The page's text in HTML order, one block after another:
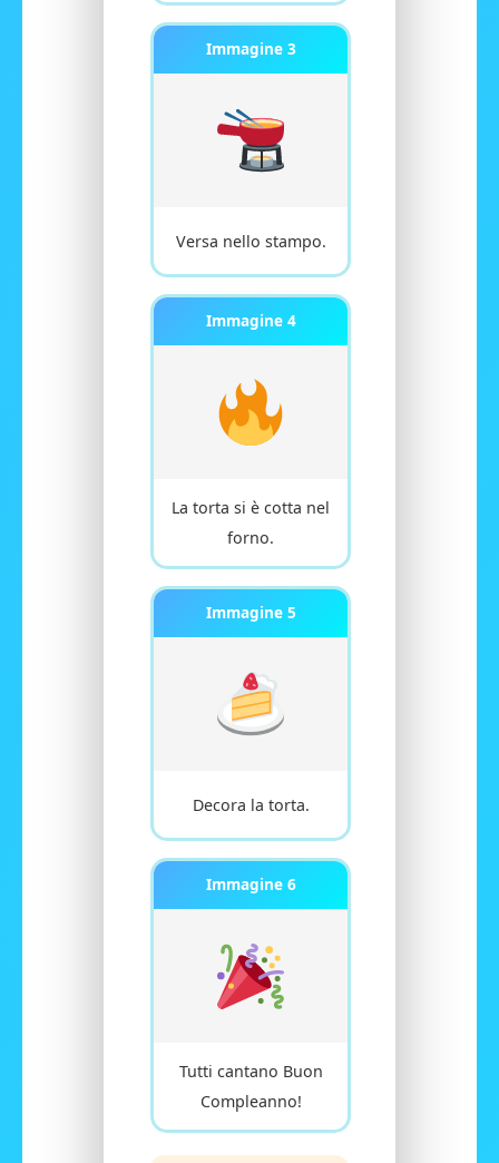
Immagine 3
Versa nello stampo.
Immagine 4
La torta si è cotta nel
forno.
Immagine 5
Decora la torta.
Immagine 6
Tutti cantano Buon
Compleanno!